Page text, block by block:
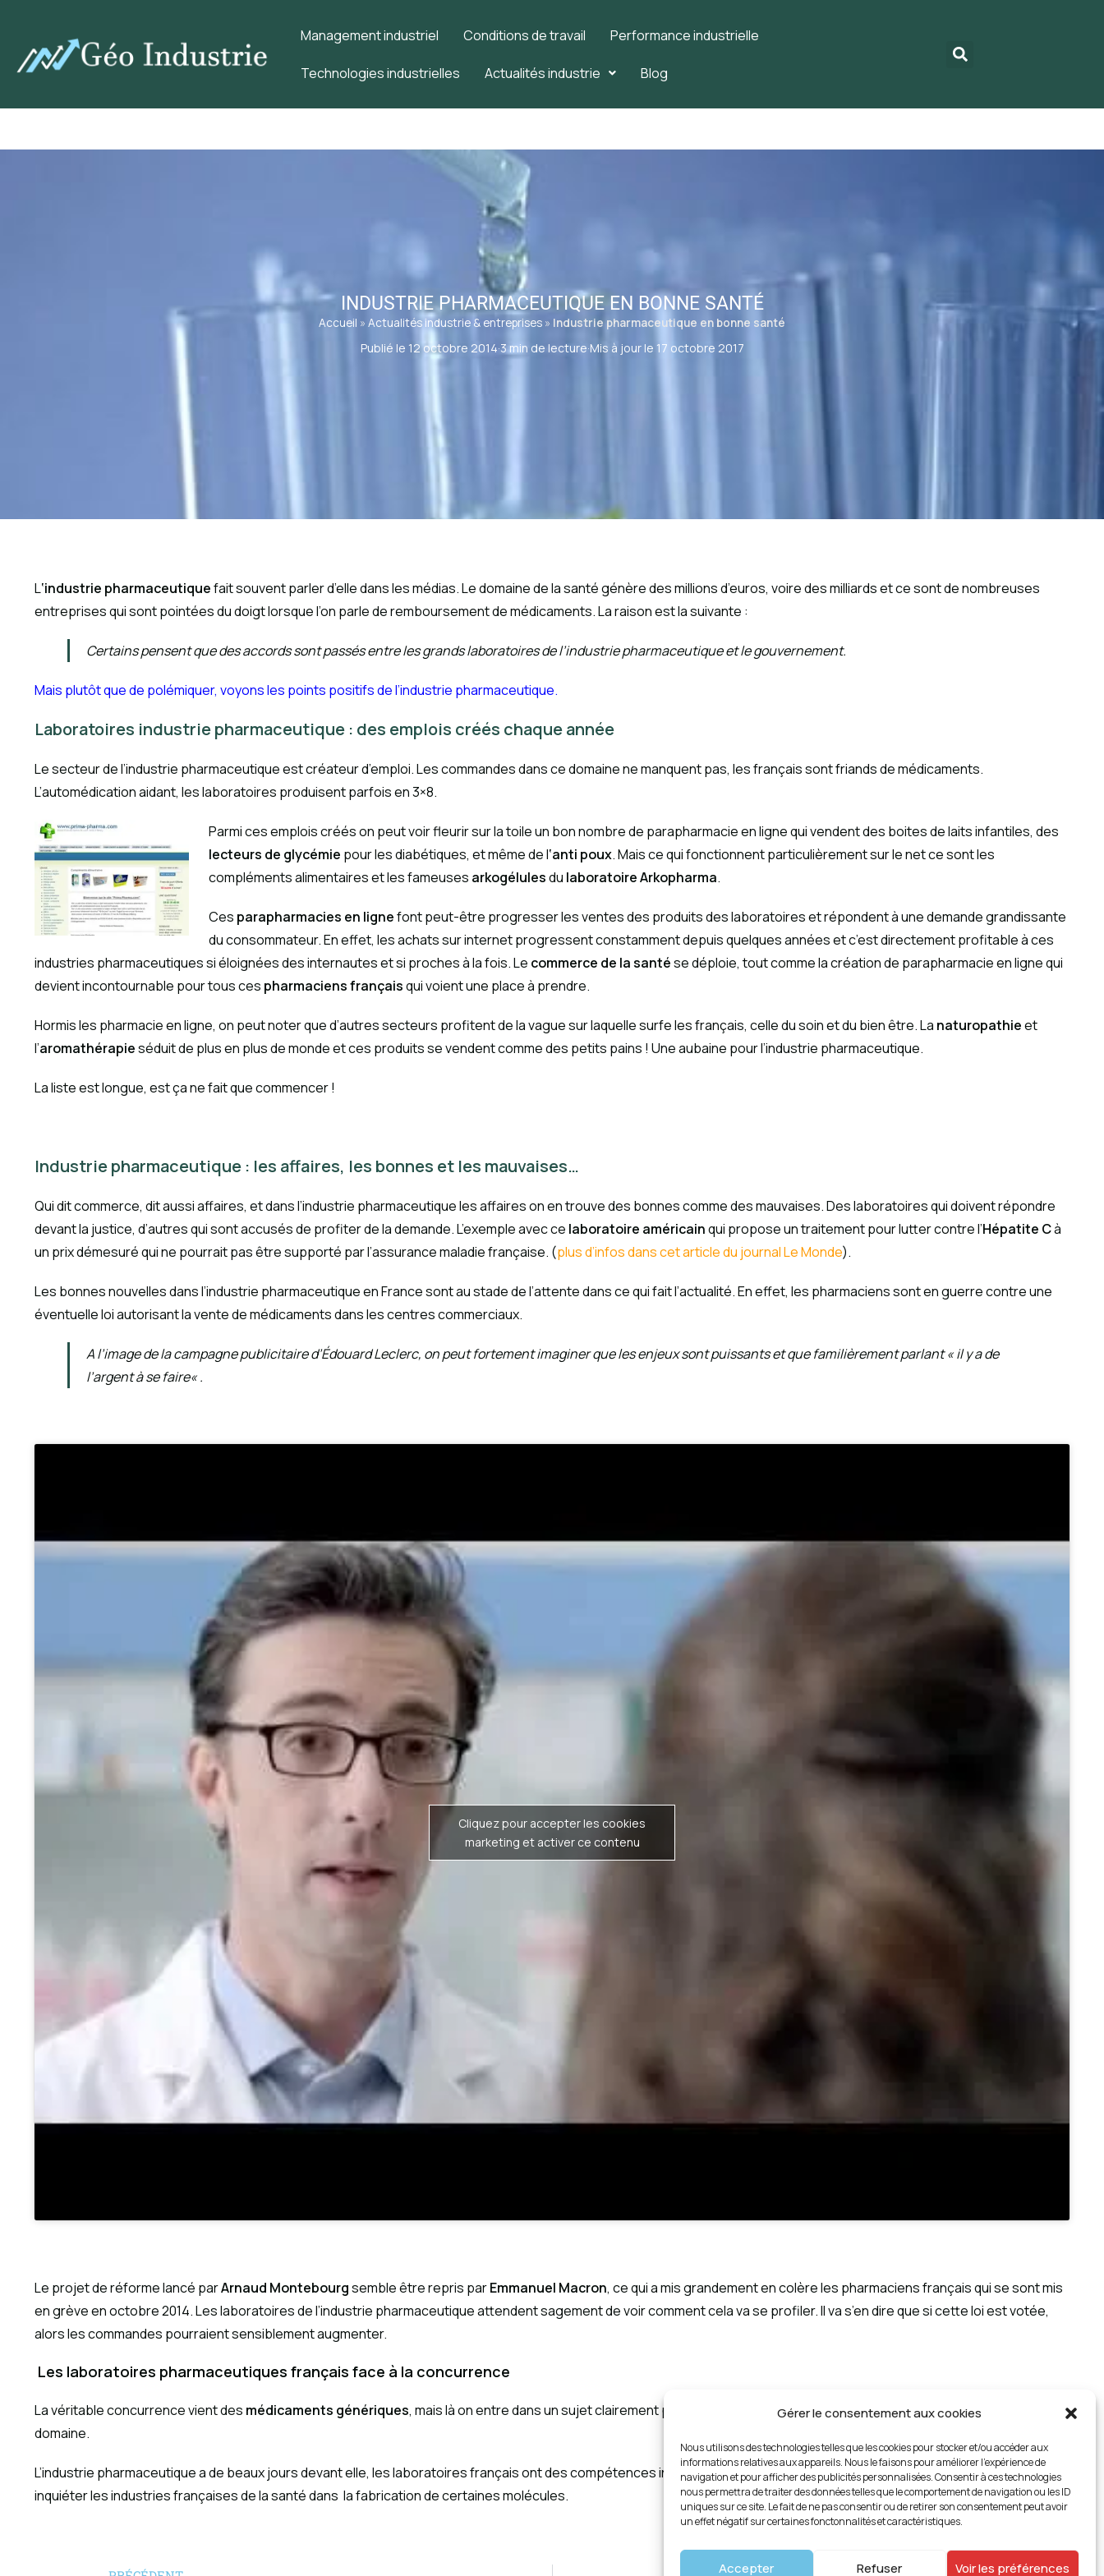
Gérer le consentement aux cookies
Nous utilisons des technologies telles que les cookies pour stocker et/ou accéder aux
informations relatives aux appareils. Nous le faisons pour améliorer l’expérience de
navigation et pour afficher des publicités personnalisées. Consentir à ces technologies
nous permettra de traiter des données telles que le comportement de navigation ou les ID
uniques sur ce site. Le fait de ne pas consentir ou de retirer son consentement peut avoir
un effet négatif sur certaines fonctonnalités et caractéristiques.
Accepter Refuser Voir les préférences
Management industriel Conditions de travail Performance industrielle
Technologies industrielles Actualités industrie Blog
INDUSTRIE PHARMACEUTIQUE EN BONNE SANTÉ
Accueil » Actualités industrie & entreprises » Industrie pharmaceutique en bonne santé
Publié le 12 octobre 2014·3 min de lecture·Mis à jour le 17 octobre 2017
L‘industrie pharmaceutiquefait souvent parler d’elle dans les médias. Le domaine de la santé génère des millions d’euros, voire des milliards et ce sont de nombreuses
entreprises qui sont pointées du doigt lorsque l’on parle de remboursement de médicaments. La raison est la suivante :
Certains pensent que des accords sont passés entre les grands laboratoires de l’industrie pharmaceutique et le gouvernement.
Mais plutôt que de polémiquer, voyons les points positifs de l’industrie pharmaceutique.
Laboratoires industrie pharmaceutique : des emplois créés chaque année
Le secteur de l’industrie pharmaceutique est créateur d’emploi. Les commandes dans ce domaine ne manquent pas, les français sont friands de médicaments.
L’automédication aidant, les laboratoires produisent parfois en 3×8.
Parmi ces emplois créés on peut voir fleurir sur la toile un bon nombre de parapharmacie en ligne qui vendent des boites de laits infantiles, des
lecteurs de glycémie pour les diabétiques, et même de l‘anti poux. Mais ce qui fonctionnent particulièrement sur le net ce sont les
compléments alimentaires et les fameuses arkogélulesdu laboratoire Arkopharma.
Ces parapharmacies en lignefont peut-être progresser les ventes des produits des laboratoires et répondent à une demande grandissante
du consommateur. En effet, les achats sur internet progressent constamment depuis quelques années et c’est directement profitable à ces
industries pharmaceutiques si éloignées des internautes et si proches à la fois. Le commerce de la santése déploie, tout comme la création de parapharmacie en ligne qui
devient incontournable pour tous ces pharmaciens françaisqui voient une place à prendre.
Hormis les pharmacie en ligne, on peut noter que d’autres secteurs profitent de la vague sur laquelle surfe les français, celle du soin et du bien être. La naturopathieet
l’aromathérapieséduit de plus en plus de monde et ces produits se vendent comme des petits pains ! Une aubaine pour l’industrie pharmaceutique.
La liste est longue, est ça ne fait que commencer !
Industrie pharmaceutique : les affaires, les bonnes et les mauvaises…
Qui dit commerce, dit aussi affaires, et dans l’industrie pharmaceutique les affaires on en trouve des bonnes comme des mauvaises. Des laboratoires qui doivent répondre
devant la justice, d’autres qui sont accusés de profiter de la demande. L’exemple avec ce laboratoire américainqui propose un traitement pour lutter contre l’Hépatite Cà
un prix démesuré qui ne pourrait pas être supporté par l’assurance maladie française. (plus d’infos dans cet article du journal Le Monde).
Les bonnes nouvelles dans l’industrie pharmaceutique en France sont au stade de l’attente dans ce qui fait l’actualité. En effet, les pharmaciens sont en guerre contre une
éventuelle loi autorisant la vente de médicaments dans les centres commerciaux.
A l’image de la campagne publicitaire d’Édouard Leclerc, on peut fortement imaginer que les enjeux sont puissants et que familièrement parlant «il y a de
l’argent à se faire« .
Cliquez pour accepter les cookies
marketing et activer ce contenu
Le projet de réforme lancé parArnaud Montebourgsemble être repris parEmmanuel Macron, ce qui a mis grandement en colère les pharmaciens français qui se sont mis
en grève en octobre 2014. Les laboratoires de l’industrie pharmaceutique attendent sagement de voir comment cela va se profiler. Il va s’en dire que si cette loi est votée,
alors les commandes pourraient sensiblement augmenter.
Les laboratoires pharmaceutiques français face à la concurrence
La véritable concurrence vient des médicaments génériques, mais là on entre dans un sujet clairement politique et ce n’est pas le but de Géo-Industrie d’entrer dans ce
domaine.
L’industrie pharmaceutique a de beaux jours devant elle, les laboratoires français ont des compétences incontestables, la concurrence existe mais elle ne peut pas
inquiéter les industries françaises de la santé dans la fabrication de certaines molécules.